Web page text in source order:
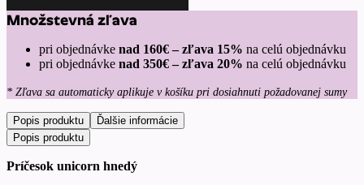
Množstevná zľava
pri objednávke nad 160€ – zľava 15% na celú objednávku
pri objednávke nad 350€ – zľava 20% na celú objednávku
* Zľava sa automaticky aplikuje v košíku pri dosiahnuti požadovanej sumy
Popis produktu
Ďalšie informácie
Popis produktu
Príčesok unicorn hnedý